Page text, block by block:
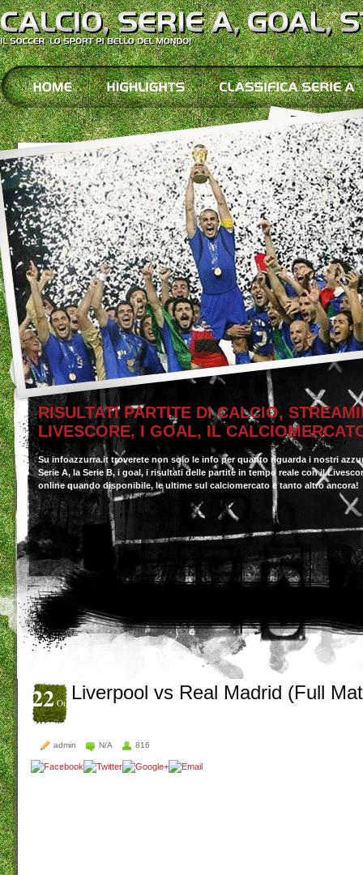
RISULTATI PARTITE DI CALCIO,
LIVESCORE, I GOAL, IL
Su infoazzurra.it troverete non solo le info per quanto riguarda i nostri
Serie A, la Serie B, i goal, i risultati delle partite in tempo reale con il
online quando disponibile, le ultime sul calciomercato e tanto altro ancora!
22Ott Liverpool vs Real Madrid (Full
admin N/A 816